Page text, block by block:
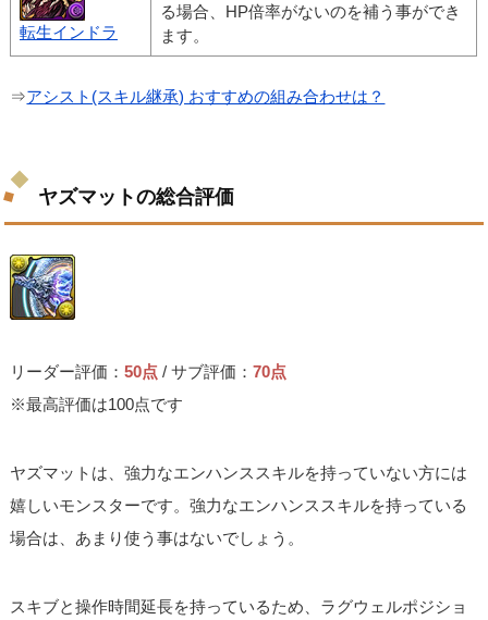
転生インドラ
る場合、HP倍率がないのを補う事ができ
ます。
⇒アシスト(スキル継承) おすすめの組み合わせは？
ヤズマットの総合評価
リーダー評価：50点 / サブ評価：70点
※最高評価は100点です
ヤズマットは、強力なエンハンススキルを持っていない方には
嬉しいモンスターです。強力なエンハンススキルを持っている
場合は、あまり使う事はないでしょう。
スキブと操作時間延長を持っているため、ラグウェルポジショ